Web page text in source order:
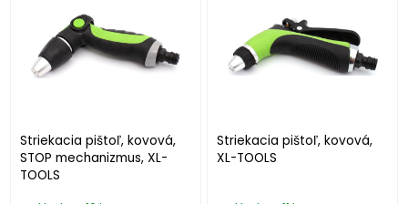
Striekacia pištoľ, kovová,
STOP mechanizmus, XL-
TOOLS
Striekacia pištoľ, kovová,
XL-TOOLS